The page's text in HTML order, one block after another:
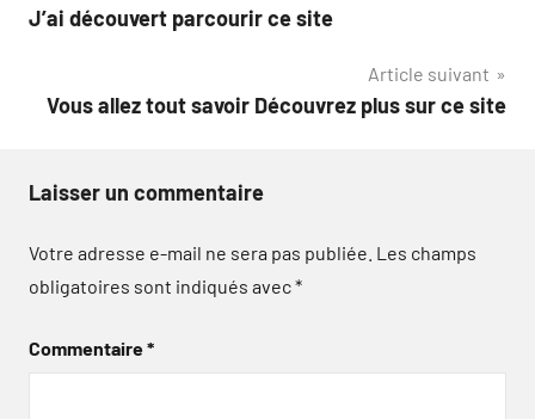
de
J’ai découvert parcourir ce site
Article suivant
Vous allez tout savoir Découvrez plus sur ce site
Laisser un commentaire
Votre adresse e-mail ne sera pas publiée. Les champs
obligatoires sont indiqués avec*
Commentaire*